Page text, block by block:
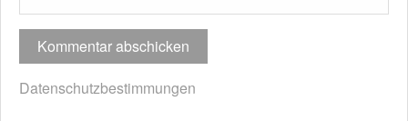
Datenschutzbestimmungen